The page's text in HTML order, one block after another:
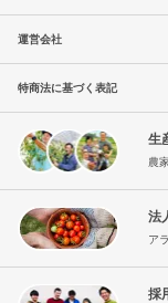
運営会社
特商法に基づく表記
生
農
法
ア
採